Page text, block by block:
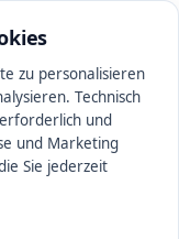
zu personalisieren
Technisch
und
und Marketing
Sie jederzeit